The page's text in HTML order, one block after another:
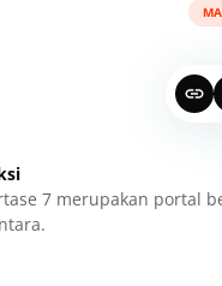
7 merupakan portal